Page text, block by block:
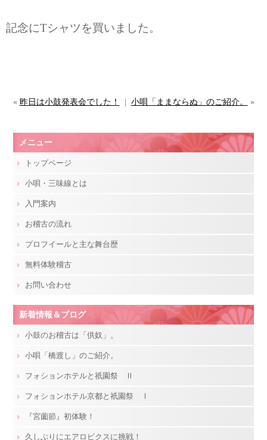
記念にTシャツを買いました。
« 昨日は小鼓発表会でした！ 小唄「ままならぬ」のご紹介。 »
メニュー
トップページ
小唄・三味線とは
入門案内
お稽古の流れ
プロフイールと主な舞台歴
無料体験稽古
お問い合わせ
新着情報＆ブログ
小鼓のお稽古は「供奴」。
小唄「橋渡し」のご紹介。
フォションホテルと祇園祭 Ⅱ
フォションホテル京都と祇園祭 Ⅰ
『宮薗節』初体験！
久しぶりにエアロビクスに挑戦！